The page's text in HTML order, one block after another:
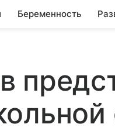
Беременность